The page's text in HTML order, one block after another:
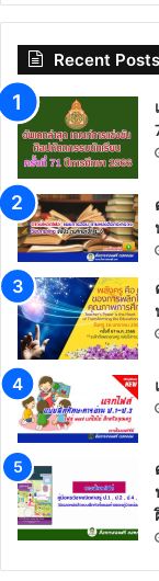
Recent Posts